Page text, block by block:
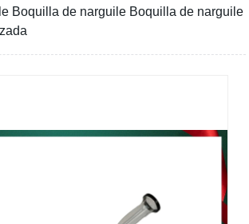
Boquilla de narguile Boquilla de narguile